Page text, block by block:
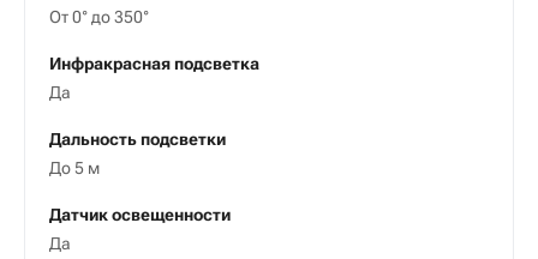
От 0° до 350°
Инфракрасная подсветка
Да
Дальность подсветки
До 5 м
Датчик освещенности
Да